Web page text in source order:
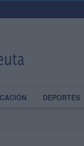
DEPORTES